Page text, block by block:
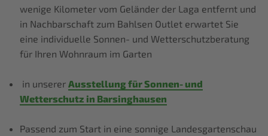
wenige Kilometer vom Geländer der Laga entfernt und
in Nachbarschaft zum Bahlsen Outlet erwartet Sie
eine individuelle Sonnen- und Wetterschutzberatung
für Ihren Wohnraum im Garten
in unserer Ausstellung für Sonnen- und
Wetterschutz in Barsinghausen
Passend zum Start in eine sonnige Landesgartenschau